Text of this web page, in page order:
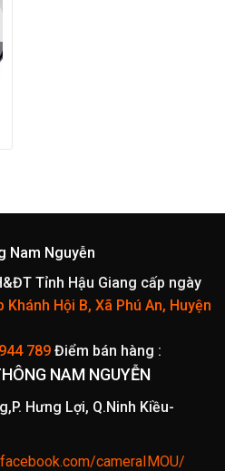
Nam Nguyễn
Tỉnh Hậu Giang cấp ngày
Khánh Hội B, Xã Phú An, Huyện
789 Điểm bán hàng :
NAM NGUYỄN
Hưng Lợi, Q.Ninh Kiều-
cameraIMOU/